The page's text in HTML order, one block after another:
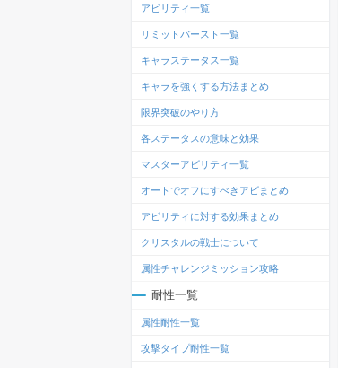
アビリティ一覧
リミットバースト一覧
キャラステータス一覧
キャラを強くする方法まとめ
限界突破のやり方
各ステータスの意味と効果
マスターアビリティ一覧
オートでオフにすべきアビまとめ
アビリティに対する効果まとめ
クリスタルの戦士について
属性チャレンジミッション攻略
耐性一覧
属性耐性一覧
攻撃タイプ耐性一覧